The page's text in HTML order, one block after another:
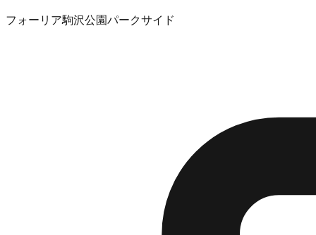
フォーリア駒沢公園パークサイド